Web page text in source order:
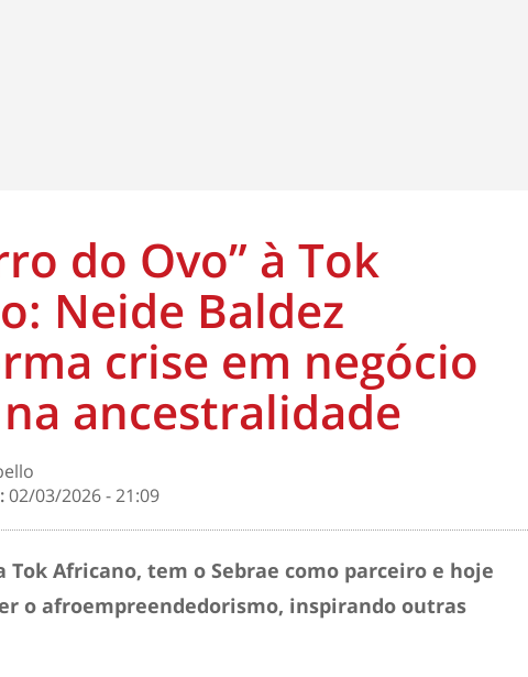
do Ovo” à Tok
Neide Baldez
crise em negócio
ancestralidade
02/03/2026 - 21:09
Tok Africano, tem o Sebrae como parceiro e hoje
o afroempreendedorismo, inspirando outras